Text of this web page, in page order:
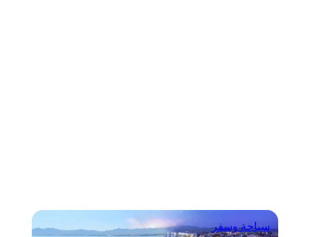
سياحة وسفر